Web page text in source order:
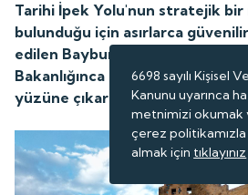
Tarihi İpek Yolu'nun stratejik bir
bulunduğu için asırlarca
edilen Bayburt Kalesi'nde, Kültür
Bakanlığınca başlatılan kazı
yüzüne çıkarılıyor.
6698 sayılı Kişisel
Kanunu uyarınca
metnimizi okumak
çerez
almak için tıklayınız